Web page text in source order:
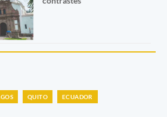
QUITO ECUADOR